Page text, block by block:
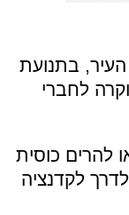
בתנועת
לחברי
להרים כוסית
לקדנציה